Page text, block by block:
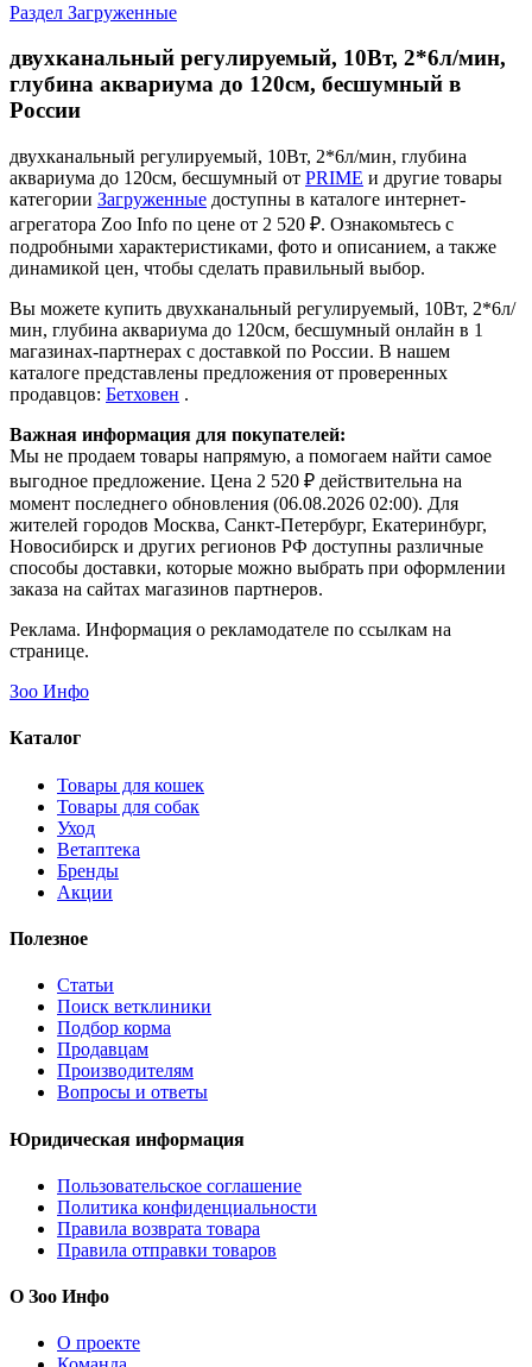
Раздел Загруженные
двухканальный регулируемый, 10Вт, 2*6л/мин,
глубина аквариума до 120см, бесшумный в
России
двухканальный регулируемый, 10Вт, 2*6л/мин, глубина
аквариума до 120см, бесшумный от PRIME и другие товары
категории Загруженные доступны в каталоге интернет-
агрегатора Zoo Info по цене от 2 520 ₽. Ознакомьтесь с
подробными характеристиками, фото и описанием, а также
динамикой цен, чтобы сделать правильный выбор.
Вы можете купить двухканальный регулируемый, 10Вт, 2*6л/
мин, глубина аквариума до 120см, бесшумный онлайн в 1
магазинах-партнерах с доставкой по России. В нашем
каталоге представлены предложения от проверенных
продавцов: Бетховен .
Важная информация для покупателей:
Мы не продаем товары напрямую, а помогаем найти самое
выгодное предложение. Цена 2 520 ₽ действительна на
момент последнего обновления (06.08.2026 02:00). Для
жителей городов Москва, Санкт-Петербург, Екатеринбург,
Новосибирск и других регионов РФ доступны различные
способы доставки, которые можно выбрать при оформлении
заказа на сайтах магазинов партнеров.
Реклама. Информация о рекламодателе по ссылкам на
странице.
Зоо Инфо
Каталог
Товары для кошек
Товары для собак
Уход
Ветаптека
Бренды
Акции
Полезное
Статьи
Поиск ветклиники
Подбор корма
Продавцам
Производителям
Вопросы и ответы
Юридическая информация
Пользовательское соглашение
Политика конфиденциальности
Правила возврата товара
Правила отправки товаров
О Зоо Инфо
О проекте